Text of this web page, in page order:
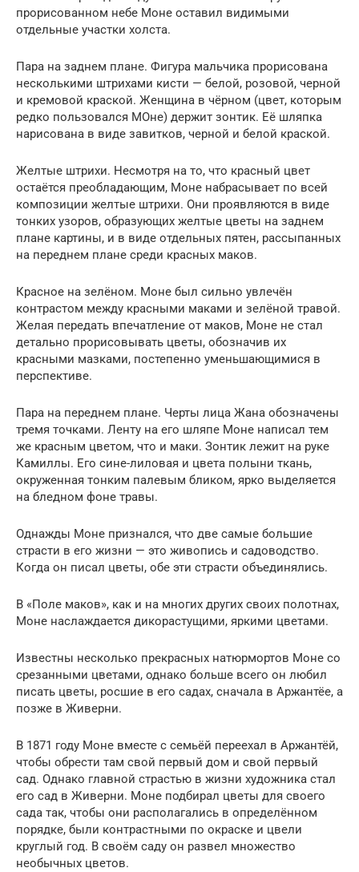
прорисованном небе Моне оставил видимыми
отдельные участки холста.
Пара на заднем плане. Фигура мальчика прорисована
несколькими штрихами кисти — белой, розовой, черной
и кремовой краской. Женщина в чёрном (цвет, которым
редко пользовался МОне) держит зонтик. Её шляпка
нарисована в виде завитков, черной и белой краской.
Желтые штрихи. Несмотря на то, что красный цвет
остаётся преобладающим, Моне набрасывает по всей
композиции желтые штрихи. Они проявляются в виде
тонких узоров, образующих желтые цветы на заднем
плане картины, и в виде отдельных пятен, рассыпанных
на переднем плане среди красных маков.
Красное на зелёном. Моне был сильно увлечён
контрастом между красными маками и зелёной травой.
Желая передать впечатление от маков, Моне не стал
детально прорисовывать цветы, обозначив их
красными мазками, постепенно уменьшающимися в
перспективе.
Пара на переднем плане. Черты лица Жана обозначены
тремя точками. Ленту на его шляпе Моне написал тем
же красным цветом, что и маки. Зонтик лежит на руке
Камиллы. Его сине-лиловая и цвета полыни ткань,
окруженная тонким палевым бликом, ярко выделяется
на бледном фоне травы.
Однажды Моне признался, что две самые большие
страсти в его жизни — это живопись и садоводство.
Когда он писал цветы, обе эти страсти объединялись.
В «Поле маков», как и на многих других своих полотнах,
Моне наслаждается дикорастущими, яркими цветами.
Известны несколько прекрасных натюрмортов Моне со
срезанными цветами, однако больше всего он любил
писать цветы, росшие в его садах, сначала в Аржантёе, а
позже в Живерни.
В 1871 году Моне вместе с семьёй переехал в Аржантёй,
чтобы обрести там свой первый дом и свой первый
сад. Однако главной страстью в жизни художника стал
его сад в Живерни. Моне подбирал цветы для своего
сада так, чтобы они располагались в определённом
порядке, были контрастными по окраске и цвели
круглый год. В своём саду он развел множество
необычных цветов.